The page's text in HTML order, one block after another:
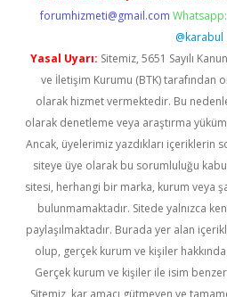
forumhizmeti@gmail.com
@karabul
Yasal Uyarı: Sitemiz, 5651 Sayılı
ve İletişim Kurumu (BTK) tarafından
olarak hizmet vermektedir. Bu
olarak denetleme veya araştırma
Ancak, üyelerimiz yazdıkları içeriklerin
siteye üye olarak bu sorumluluğu
sitesi, herhangi bir marka, kurum veya
bulunmamaktadır. Sitede yalnızca
paylaşılmaktadır. Burada yer alan
olup, gerçek kurum ve kişiler
Gerçek kurum ve kişiler ile isim
Sitemiz, kar amacı gütmeyen ve